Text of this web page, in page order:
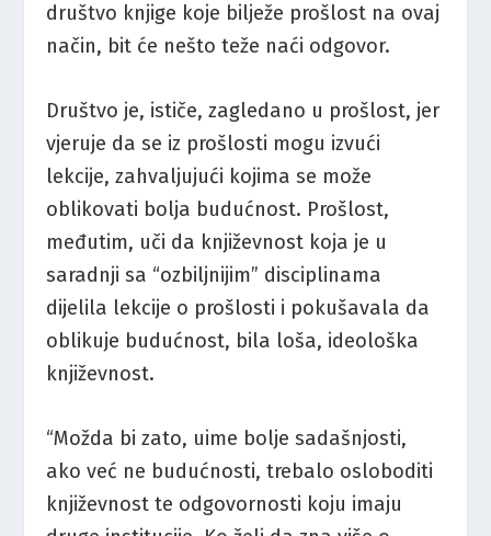
društvo knjige koje bilježe prošlost na ovaj
način, bit će nešto teže naći odgovor.
Društvo je, ističe, zagledano u prošlost, jer
vjeruje da se iz prošlosti mogu izvući
lekcije, zahvaljujući kojima se može
oblikovati bolja budućnost. Prošlost,
međutim, uči da književnost koja je u
saradnji sa “ozbiljnijim” disciplinama
dijelila lekcije o prošlosti i pokušavala da
oblikuje budućnost, bila loša, ideološka
književnost.
“Možda bi zato, uime bolje sadašnjosti,
ako već ne budućnosti, trebalo osloboditi
književnost te odgovornosti koju imaju